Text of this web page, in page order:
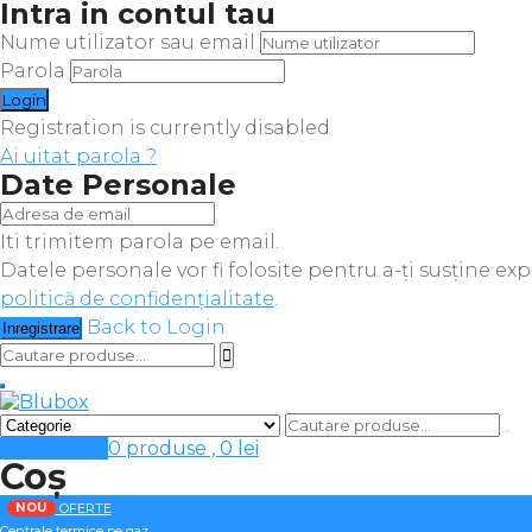
Intra in contul tau
Nume utilizator sau email
Parola
Registration is currently disabled
Ai uitat parola ?
Date Personale
Iti trimitem parola pe email.
Datele personale vor fi folosite pentru a-ți susține
politică de confidențialitate.
Inregistrare Back to Login
0 produse , 0 lei
Coș
NOU OFERTE